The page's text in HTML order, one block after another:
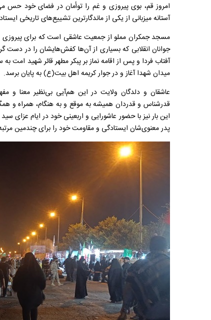
امروز قم، بوی پیروزی و غم را توأمان در فضای خود حس
آستانه میزبانی از یکی از ماندگارترین تشییع‌های تاریخی
مسجد جمکران مملو از جمعیت عاشقی است که برای پیروزی و
جوانان انقلابی که بسیاری از آن‌ها کفش‌هایشان را در دست
آفتاب فردا و پس از اقامه نماز بر پبکر مطهر قائر شهید
میدان شهدا آغاز و در جوار کریمه اهل بیت(ع) به پایان برسد.
عاشقان و دلدگان ولایت در این هم‌آیی بی‌نظیر معنا
قدرشناس و قدردان همیشه به موقع و به هنگام، همراه و
این بار نیز با حضور عاشورایی و اربعینی خود در ایام عزای
پدر معنوی‌شان ایستادگی و مقاومت خود را برای چندمین